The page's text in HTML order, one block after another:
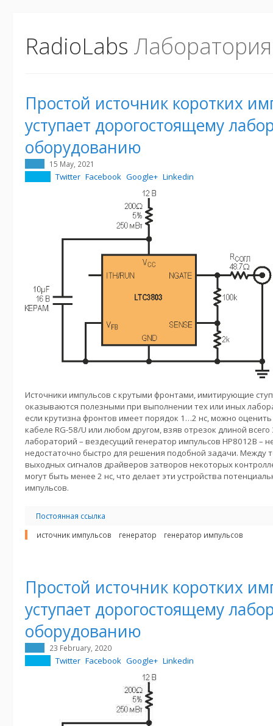
RadioLabs
Простой источник коротких
уступает дорогостоящему
оборудованию
15 May, 2021
Twitter Facebook Google+ Linkedin
Источники импульсов с крутыми фронтами, имитирующие
оказываются полезными при выполнении тех или иных
если крутизна фронтов имеет порядок 1…2 нс, можно
кабеле RG-58/U или любом другом, взяв отрезок длиной
лабораторий – вездесущий генератор импульсов HP8012B –
недостаточно быстро для решения подобной задачи. Между
выходных сигналов драйверов затворов некоторых
могут быть менее 2 нс, что делает эти устройства
импульсов.
Постоянная ссылка
источник импульсов
генератор генератор импульсов
Простой источник коротких
уступает дорогостоящему
оборудованию
23 February, 2020
Twitter Facebook Google+ Linkedin